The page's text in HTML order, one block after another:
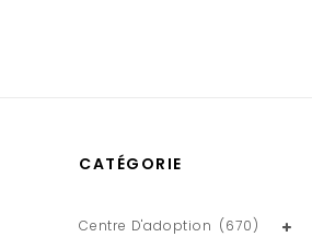
CATÉGORIE
Centre D'adoption (670)